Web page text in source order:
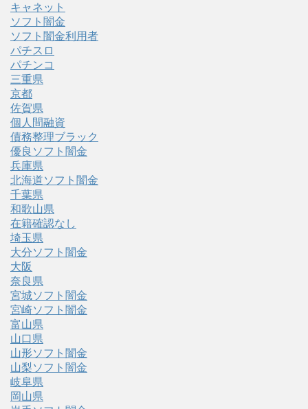
キャネット
ソフト闇金
ソフト闇金利用者
パチスロ
パチンコ
三重県
京都
佐賀県
個人間融資
債務整理ブラック
優良ソフト闇金
兵庫県
北海道ソフト闇金
千葉県
和歌山県
在籍確認なし
埼玉県
大分ソフト闇金
大阪
奈良県
宮城ソフト闇金
宮崎ソフト闇金
富山県
山口県
山形ソフト闇金
山梨ソフト闇金
岐阜県
岡山県